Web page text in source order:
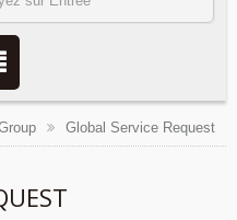
Global Service Request